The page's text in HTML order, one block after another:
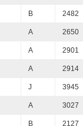
B 2482
A 2650
A 2901
A 2914
J 3945
A 3027
B 2127